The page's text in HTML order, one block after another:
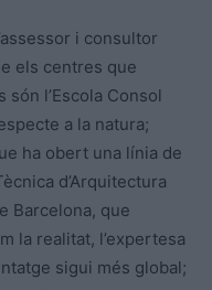
i consultor
els centres que
l’Escola Consol
a la natura;
ha obert una línia de
d’Arquitectura
Barcelona, que
la realitat, l’expertesa
sigui més global;